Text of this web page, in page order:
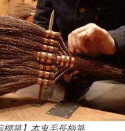
櫚箒】本鬼毛長柄箒